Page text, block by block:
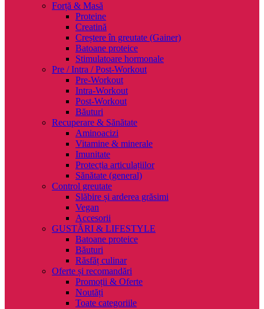
Forță & Masă
Proteine
Creatină
Creștere în greutate (Gainer)
Batoane proteice
Stimulatoare hormonale
Pre / Intra / Post-Workout
Pre-Workout
Intra-Workout
Post-Workout
Băuturi
Recuperare & Sănătate
Aminoacizi
Vitamine & minerale
Imunitate
Protecția articulațiilor
Sănătate (general)
Control greutate
Slăbire și arderea grăsimi
Vegan
Accesorii
GUSTĂRI & LIFESTYLE
Batoane proteice
Băuturi
Răsfăț culinar
Oferte și recomandări
Promoții & Oferte
Noutăți
Toate categoriile